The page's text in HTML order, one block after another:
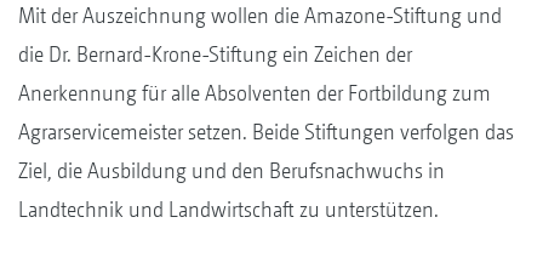
Mit der Auszeichnung wollen die Amazone-Stiftung und
die Dr. Bernard-Krone-Stiftung ein Zeichen der
Anerkennung für alle Absolventen der Fortbildung zum
Agrarservicemeister setzen. Beide Stiftungen verfolgen das
Ziel, die Ausbildung und den Berufsnachwuchs in
Landtechnik und Landwirtschaft zu unterstützen.